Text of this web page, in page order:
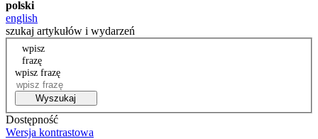
polski
english
szukaj artykułów i wydarzeń
wpisz
frazę
wpisz frazę
Wyszukaj
Dostępność
Wersja kontrastowa